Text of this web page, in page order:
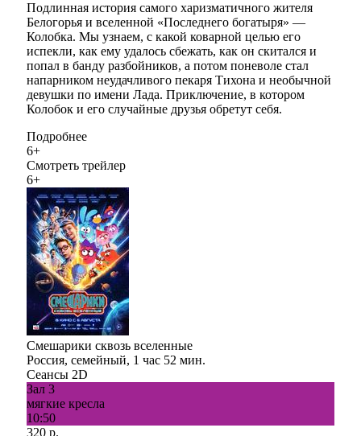
Подлинная история самого харизматичного жителя
Белогорья и вселенной «Последнего богатыря» —
Колобка. Мы узнаем, с какой коварной целью его
испекли, как ему удалось сбежать, как он скитался и
попал в банду разбойников, а потом поневоле стал
напарником неудачливого пекаря Тихона и необычной
девушки по имени Лада. Приключение, в котором
Колобок и его случайные друзья обретут себя.
Подробнее
6+
Смотреть трейлер
6+
Смешарики сквозь вселенные
Россия, семейный, 1 час 52 мин.
Сеансы 2D
Зал 3
мягкие кресла
10:50
320 р.